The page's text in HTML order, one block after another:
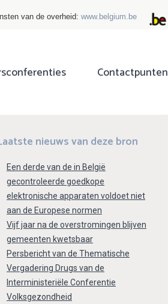
van de overheid: www.belgium.be
Contactpunten
nieuws van deze bron
Een derde van de in België
gecontroleerde goedkope
elektronische apparaten voldoet niet
aan de Europese normen
Vijf jaar na de overstromingen blijven
gemeenten kwetsbaar
Persbericht van de Thematische
Vergadering Drugs van de
Interministeriële Conferentie
Volksgezondheid